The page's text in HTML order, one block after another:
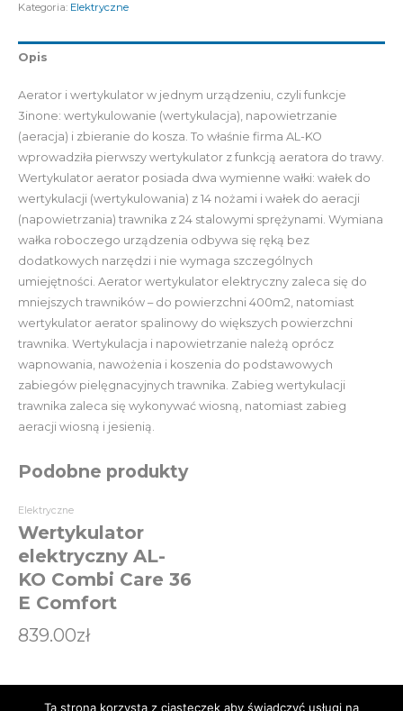
Kategoria: Elektryczne
Opis
Aerator i wertykulator w jednym urządzeniu, czyli funkcje
3inone: wertykulowanie (wertykulacja), napowietrzanie
(aeracja) i zbieranie do kosza. To właśnie firma AL-KO
wprowadziła pierwszy wertykulator z funkcją aeratora do trawy.
Wertykulator aerator posiada dwa wymienne wałki: wałek do
wertykulacji (wertykulowania) z 14 nożami i wałek do aeracji
(napowietrzania) trawnika z 24 stalowymi sprężynami. Wymiana
wałka roboczego urządzenia odbywa się ręką bez
dodatkowych narzędzi i nie wymaga szczególnych
umiejętności. Aerator wertykulator elektryczny zaleca się do
mniejszych trawników – do powierzchni 400m2, natomiast
wertykulator aerator spalinowy do większych powierzchni
trawnika. Wertykulacja i napowietrzanie należą oprócz
wapnowania, nawożenia i koszenia do podstawowych
zabiegów pielęgnacyjnych trawnika. Zabieg wertykulacji
trawnika zaleca się wykonywać wiosną, natomiast zabieg
aeracji wiosną i jesienią.
Podobne produkty
Elektryczne
Wertykulator
elektryczny AL-
KO Combi Care 36
E Comfort
839.00zł
Ta strona korzysta z ciasteczek aby świadczyć usługi na